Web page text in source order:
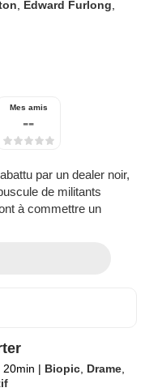
Edward Furlong
Mes amis
--
par un dealer noir,
de militants
à commettre un
20min | Biopic Drame